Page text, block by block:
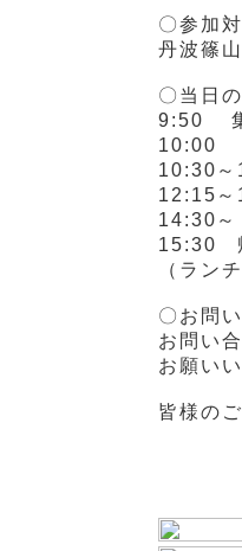
〇参加
丹波篠
〇当日
9:50 集
10:00
10:30～
12:15～
14:30
15:30
（ラン
〇お問
お問い
お願い
皆様の